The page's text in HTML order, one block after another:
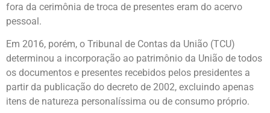
fora da cerimônia de troca de presentes eram do acervo
pessoal.
Em 2016, porém, o Tribunal de Contas da União (TCU)
determinou a incorporação ao patrimônio da União de todos
os documentos e presentes recebidos pelos presidentes a
partir da publicação do decreto de 2002, excluindo apenas
itens de natureza personalíssima ou de consumo próprio.